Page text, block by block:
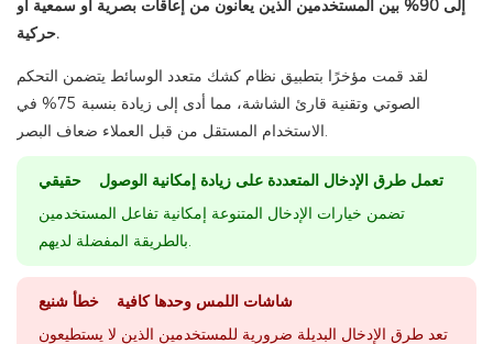
إلى 90% بين المستخدمين الذين يعانون من إعاقات بصرية أو سمعية أو
حركية.
لقد قمت مؤخرًا بتطبيق نظام كشك متعدد الوسائط يتضمن التحكم
الصوتي وتقنية قارئ الشاشة، مما أدى إلى زيادة بنسبة 75% في
الاستخدام المستقل من قبل العملاء ضعاف البصر.
تعمل طرق الإدخال المتعددة على زيادة إمكانية الوصول حقيقي
تضمن خيارات الإدخال المتنوعة إمكانية تفاعل المستخدمين
بالطريقة المفضلة لديهم.
شاشات اللمس وحدها كافية خطأ شنيع
تعد طرق الإدخال البديلة ضرورية للمستخدمين الذين لا يستطيعون